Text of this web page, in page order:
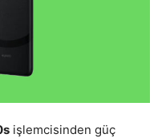
işlemcisinden güç